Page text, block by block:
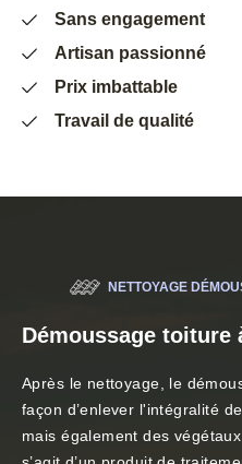
Sans engagement
Artisan passionné
Prix imbattable
Travail de qualité
NETTOYAGE
Démoussage toiture
Après le nettoyage, le
façon d’enlever l'intégralité
mais également des